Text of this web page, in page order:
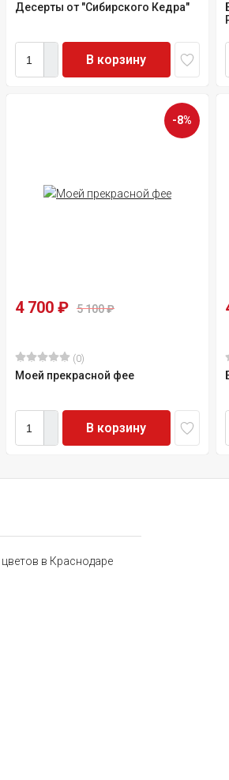
Десерты от "Сибирского Кедра"
В корзину
-8%
4 700 ₽ 5 100₽
(0)
Моей прекрасной фее
В корзину
в Краснодаре